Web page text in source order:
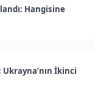
Hangisine
İkinci